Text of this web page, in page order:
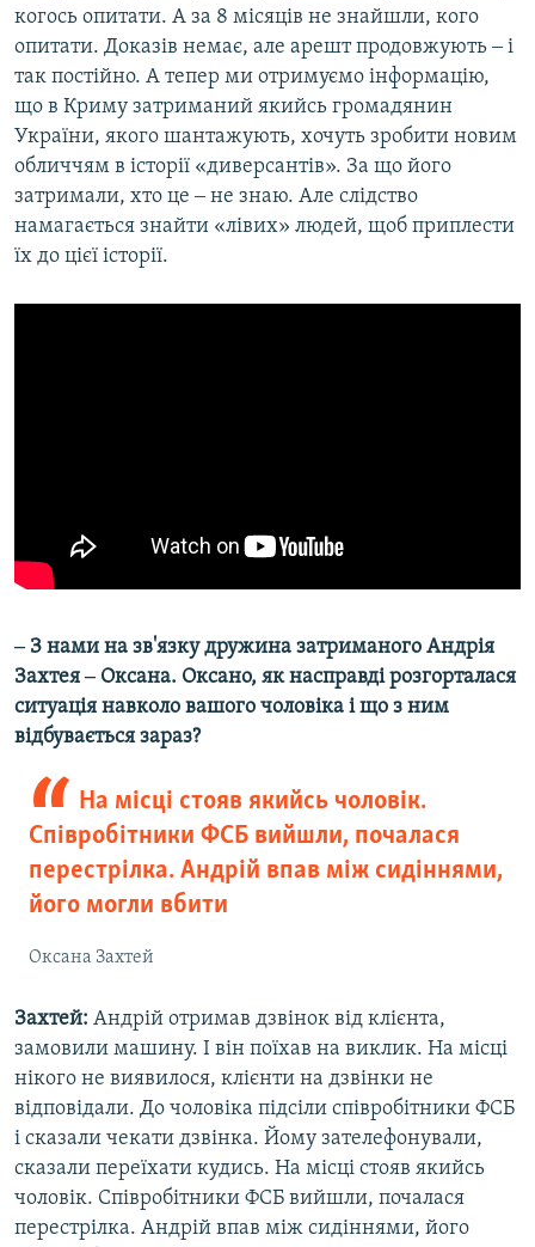
когось опитати. А за 8 місяців не знайшли, кого
опитати. Доказів немає, але арешт продовжують ‒ і
так постійно. А тепер ми отримуємо інформацію,
що в Криму затриманий якийсь громадянин
України, якого шантажують, хочуть зробити новим
обличчям в історії «диверсантів». За що його
затримали, хто це ‒ не знаю. Але слідство
намагається знайти «лівих» людей, щоб приплести
їх до цієї історії.
‒ З нами на зв'язку дружина затриманого Андрія
Захтея ‒ Оксана. Оксано, як насправді розгорталася
ситуація навколо вашого чоловіка і що з ним
відбувається зараз?
На місці стояв якийсь чоловік.
Співробітники ФСБ вийшли, почалася
перестрілка. Андрій впав між сидіннями,
його могли вбити
Оксана Захтей
Захтей: Андрій отримав дзвінок від клієнта,
замовили машину. І він поїхав на виклик. На місці
нікого не виявилося, клієнти на дзвінки не
відповідали. До чоловіка підсіли співробітники ФСБ
і сказали чекати дзвінка. Йому зателефонували,
сказали переїхати кудись. На місці стояв якийсь
чоловік. Співробітники ФСБ вийшли, почалася
перестрілка. Андрій впав між сидіннями, його